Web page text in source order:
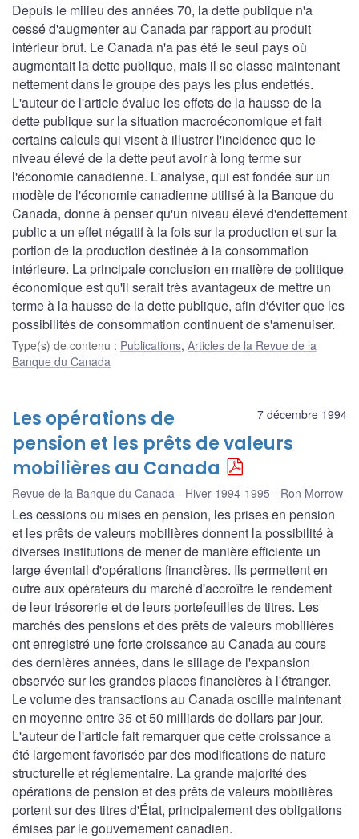
Depuis le milieu des années 70, la dette publique n'a
cessé d'augmenter au Canada par rapport au produit
intérieur brut. Le Canada n'a pas été le seul pays où
augmentait la dette publique, mais il se classe maintenant
nettement dans le groupe des pays les plus endettés.
L'auteur de l'article évalue les effets de la hausse de la
dette publique sur la situation macroéconomique et fait
certains calculs qui visent à illustrer l'incidence que le
niveau élevé de la dette peut avoir à long terme sur
l'économie canadienne. L'analyse, qui est fondée sur un
modèle de l'économie canadienne utilisé à la Banque du
Canada, donne à penser qu'un niveau élevé d'endettement
public a un effet négatif à la fois sur la production et sur la
portion de la production destinée à la consommation
intérieure. La principale conclusion en matière de politique
économique est qu'il serait très avantageux de mettre un
terme à la hausse de la dette publique, afin d'éviter que les
possibilités de consommation continuent de s'amenuiser.
Type(s) de contenu : Publications, Articles de la Revue de la
Banque du Canada
7 décembre 1994
Les opérations de
pension et les prêts de valeurs
mobilières au Canada
Revue de la Banque du Canada - Hiver 1994-1995 Ron Morrow
Les cessions ou mises en pension, les prises en pension
et les prêts de valeurs mobilières donnent la possibilité à
diverses institutions de mener de manière efficiente un
large éventail d'opérations financières. Ils permettent en
outre aux opérateurs du marché d'accroître le rendement
de leur trésorerie et de leurs portefeuilles de titres. Les
marchés des pensions et des prêts de valeurs mobilières
ont enregistré une forte croissance au Canada au cours
des dernières années, dans le sillage de l'expansion
observée sur les grandes places financières à l'étranger.
Le volume des transactions au Canada oscille maintenant
en moyenne entre 35 et 50 milliards de dollars par jour.
L'auteur de l'article fait remarquer que cette croissance a
été largement favorisée par des modifications de nature
structurelle et réglementaire. La grande majorité des
opérations de pension et des prêts de valeurs mobilières
portent sur des titres d'État, principalement des obligations
émises par le gouvernement canadien.